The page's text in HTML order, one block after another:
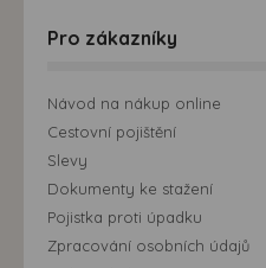
Pro zákazníky
Návod na nákup online
Cestovní pojištění
Slevy
Dokumenty ke stažení
Pojistka proti úpadku
Zpracování osobních údajů